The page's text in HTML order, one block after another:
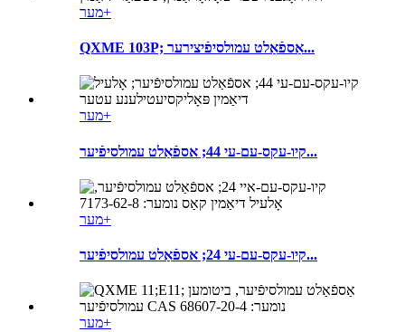
מער+
QXME 103P; אַספֿאַלט עמולסיפֿיצירער...
מער+
קיו-עקס-עם-עי 44; אספֿאַלט עמולסיפֿיער...
מער+
קיו-עקס-עם-עי 24; אספֿאַלט עמולסיפֿיער...
מער+